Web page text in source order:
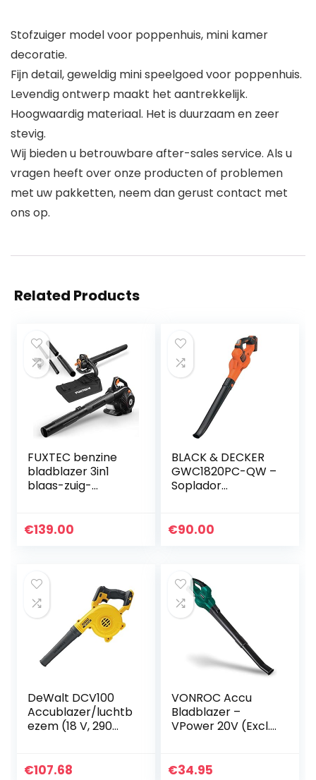
Stofzuiger model voor poppenhuis, mini kamer
decoratie.
Fijn detail, geweldig mini speelgoed voor poppenhuis.
Levendig ontwerp maakt het aantrekkelijk.
Hoogwaardig materiaal. Het is duurzaam en zeer
stevig.
Wij bieden u betrouwbare after-sales service. Als u
vragen heeft over onze producten of problemen
met uw pakketten, neem dan gerust contact met
ons op.
Related Products
FUXTEC benzine
bladblazer 3in1
blaas-zuig-
25.4cc, 0.75kW,
€139.00
BLACK & DECKER
GWC1820PC-QW –
Soplador
2A,Meerkleurig
€90.00
DeWalt DCV100
Accublazer/luchtb
ezem (18 V, 290
drie-traps
€107.68
VONROC Accu
Bladblazer –
VPower 20V (Excl.
Max Snelheid 190
€34.95